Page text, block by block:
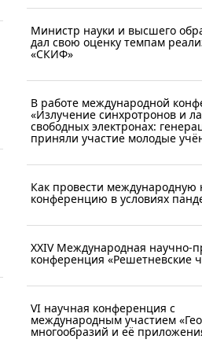
Министр науки и высшего
дал свою оценку темпам
«СКИФ»
В работе международной
«Излучение синхротронов и
свободных электронах:
приняли участие молодые
Как провести международную
конференцию в условиях
XXIV Международная научно-
конференция «Решетневские
VI научная конференция с
международным участием
многообразий и её